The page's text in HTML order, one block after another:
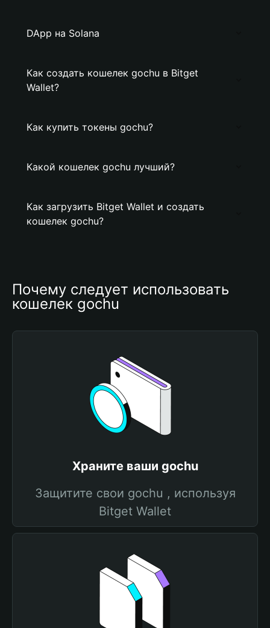
DApp на Solana
Как создать кошелек gochu в Bitget
Wallet?
Как купить токены gochu?
Какой кошелек gochu лучший?
Как загрузить Bitget Wallet и создать
кошелек gochu?
Почему следует использовать
кошелек gochu
Храните ваши gochu
Защитите свои gochu , используя
Bitget Wallet